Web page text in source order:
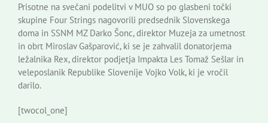
Prisotne na svečani podelitvi v MUO so po glasbeni točki
skupine Four Strings nagovorili predsednik Slovenskega
doma in SSNM MZ Darko Šonc, direktor Muzeja za umetnost
in obrt Miroslav Gašparović, ki se je zahvalil donatorjema
ležalnika Rex, direktor podjetja Impakta Les Tomaž Sešlar in
veleposlanik Republike Slovenije Vojko Volk, ki je vročil
darilo.
[twocol_one]